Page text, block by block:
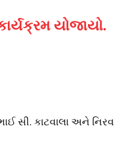
યોજાયો.
સી. કાટવાલા અને નિરવ